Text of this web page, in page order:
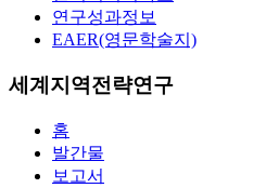
연구성과정보
EAER(영문학술지)
세계지역전략연구
홈
발간물
보고서